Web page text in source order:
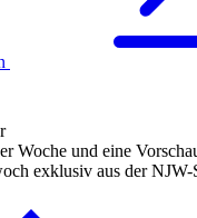
Woche und eine
exklusiv aus der